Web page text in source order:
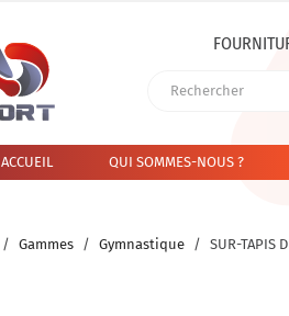
ACCUEIL QUI SOMMES-NOUS ?
Gammes Gymnastique SUR-TAPIS